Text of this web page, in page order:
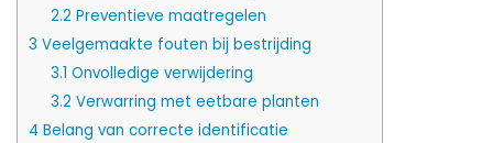
2.2 Preventieve maatregelen
3 Veelgemaakte fouten bij bestrijding
3.1 Onvolledige verwijdering
3.2 Verwarring met eetbare planten
4 Belang van correcte identificatie